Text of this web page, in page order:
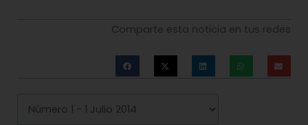
Comparte esta noticia en tus redes